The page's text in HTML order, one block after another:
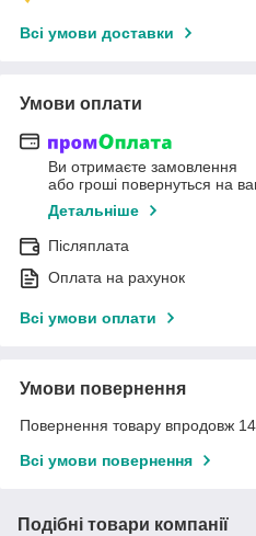
Всі умови доставки
Умови оплати
Ви отримаєте замовлення
або гроші повернуться на
Детальніше
Післяплата
Оплата на рахунок
Всі умови оплати
Умови повернення
Повернення товару впродовж
Всі умови повернення
Подібні товари компанії